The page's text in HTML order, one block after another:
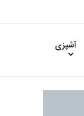
آشپزی